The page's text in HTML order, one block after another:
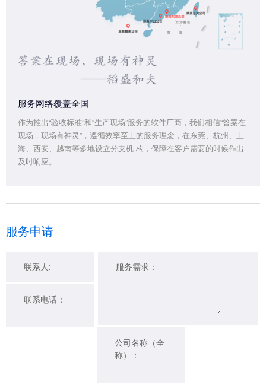
服务网络覆盖全国
作为推出“验收标准”和“生产现场”服务的软件厂商，我们相信“答案在
现场，现场有神灵”，遵循效率至上的服务理念，在东莞、杭州、上
海、西安、越南等多地设立分支机 构，保障在客户需要的时候作出
及时响应。
服务申请
联系人: 服务需求：
联系电话：
公司名称（全
称）：